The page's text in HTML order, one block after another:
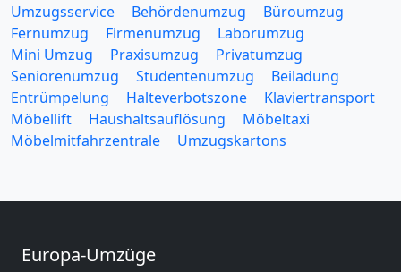
Umzugsservice Behördenumzug
Büroumzug
Fernumzug
Firmenumzug
Laborumzug
Mini Umzug
Praxisumzug
Privatumzug
Seniorenumzug
Studentenumzug
Beiladung
Entrümpelung
Halteverbotszone
Klaviertransport
Möbellift
Haushaltsauflösung
Möbeltaxi
Möbelmitfahrzentrale
Umzugskartons
Europa-Umzüge